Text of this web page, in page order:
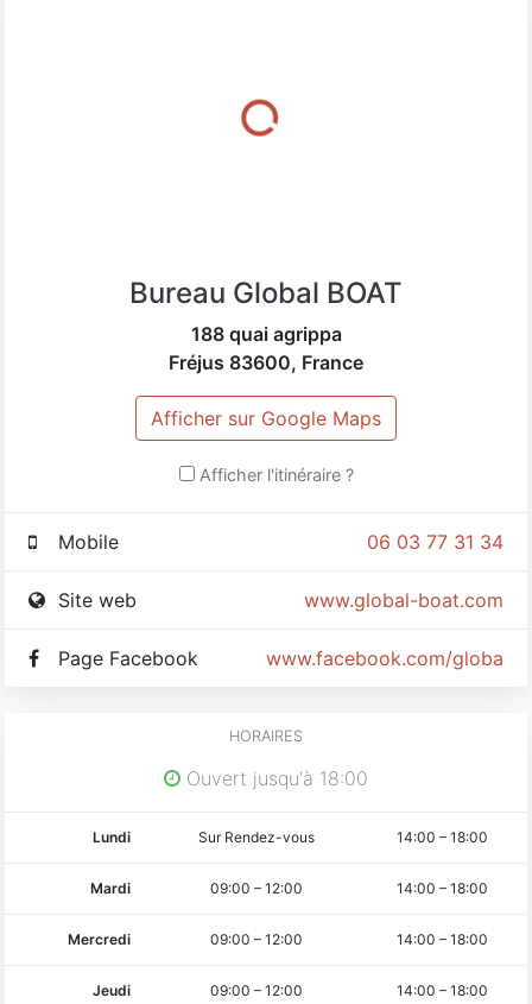
Bureau Global BOAT
188 quai agrippa
Fréjus 83600, France
Afficher sur Google Maps
Afficher l'itinéraire ?
06 03 77 31 34
Mobile
www.global-boat.com
Site web
www.facebook.com/
Page Facebook
HORAIRES
Ouvert jusqu'à 18:00
Lundi Sur Rendez-vous 14:00 – 18:00
Mardi 09:00 – 12:00 14:00 – 18:00
Mercredi 09:00 – 12:00 14:00 – 18:00
Jeudi 09:00 – 12:00 14:00 – 18:00